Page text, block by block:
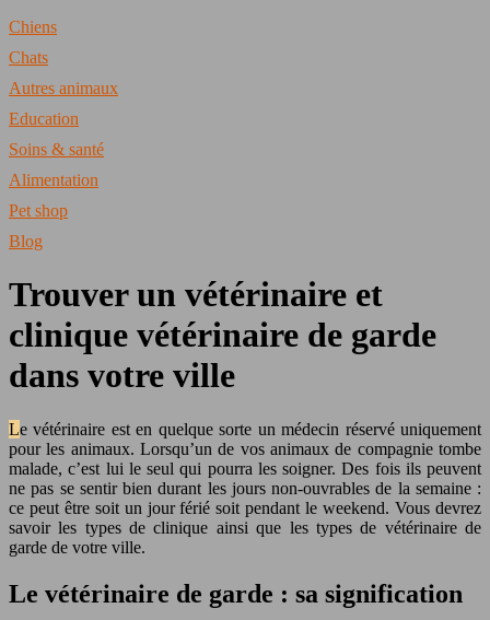
Chiens
Chats
Autres animaux
Education
Soins & santé
Alimentation
Pet shop
Blog
Trouver un vétérinaire et
clinique vétérinaire de garde
dans votre ville
Le vétérinaire est en quelque sorte un médecin réservé uniquement
pour les animaux. Lorsqu’un de vos animaux de compagnie tombe
malade, c’est lui le seul qui pourra les soigner. Des fois ils peuvent
ne pas se sentir bien durant les jours non-ouvrables de la semaine :
ce peut être soit un jour férié soit pendant le weekend. Vous devrez
savoir les types de clinique ainsi que les types de vétérinaire de
garde de votre ville.
Le vétérinaire de garde : sa signification